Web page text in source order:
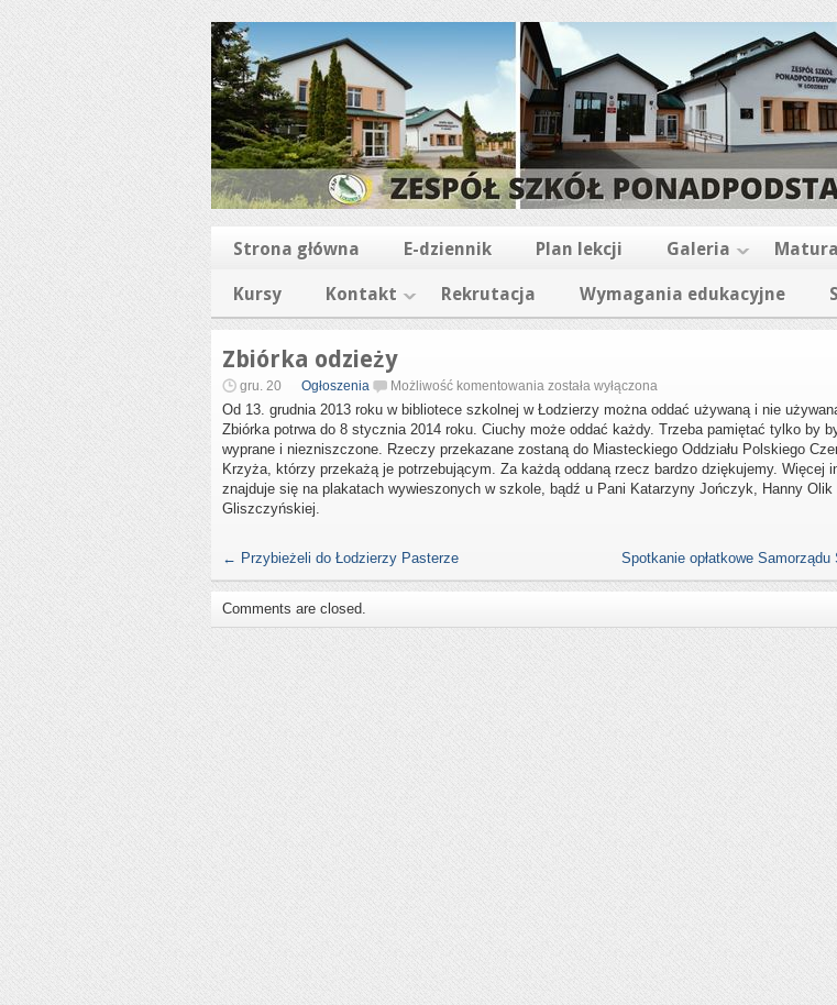
Strona główna E-dziennik Plan lekcji Galeria Matura
Kursy Kontakt Rekrutacja Wymagania edukacyjne
Zbiórka odzieży
gru. 20 Ogłoszenia Możliwość komentowania Zbiórka
odzieży
została wyłączona
Od 13. grudnia 2013 roku w bibliotece szkolnej w Łodzierzy można oddać używaną i nie
Zbiórka potrwa do 8 stycznia 2014 roku. Ciuchy może oddać każdy. Trzeba pamiętać tylko by
wyprane i niezniszczone. Rzeczy przekazane zostaną do Miasteckiego Oddziału Polskiego
Krzyża, którzy przekażą je potrzebującym. Za każdą oddaną rzecz bardzo dziękujemy. Więcej
znajduje się na plakatach wywieszonych w szkole, bądź u Pani Katarzyny Jończyk, Hanny Olik
Gliszczyńskiej.
← Przybieżeli do Łodzierzy Pasterze Spotkanie opłatkowe Samorządu
Comments are closed.